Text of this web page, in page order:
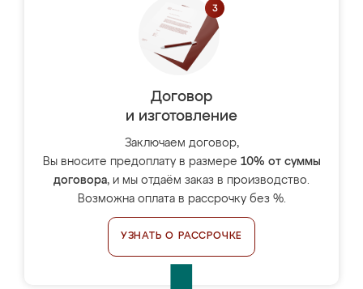
Договор
и изготовление
Заключаем договор,
Вы вносите предоплату в размере 10% от суммы
договора, и мы отдаём заказ в производство.
Возможна оплата в рассрочку без %.
УЗНАТЬ О РАССРОЧКЕ